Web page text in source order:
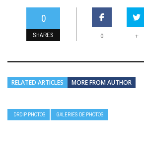
0
SHARES 0 +
RELATED ARTICLES MORE FROM AUTHOR
DRDIP PHOTOS GALERIES DE PHOTOS